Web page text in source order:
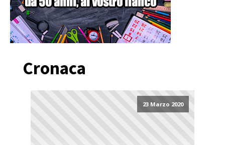
Cronaca
23 Marzo 2020